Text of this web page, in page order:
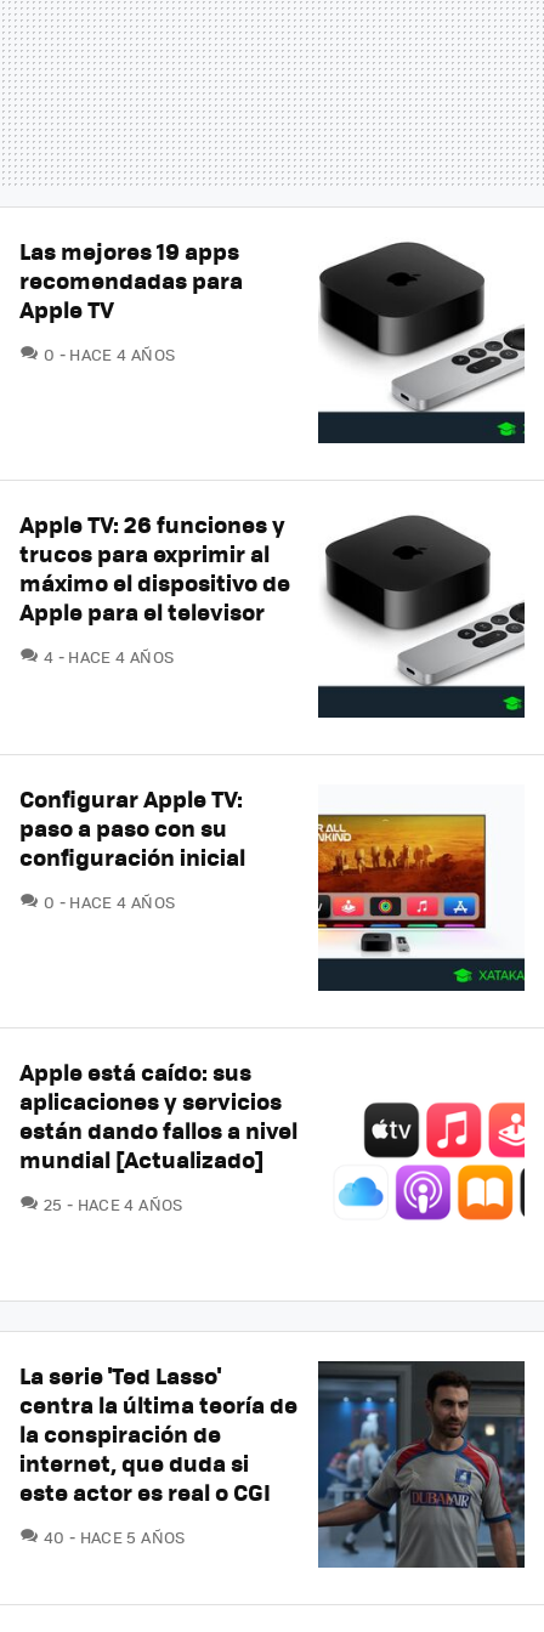
Las mejores 19 apps
recomendadas para
Apple TV
0 COMENTARIOS
HACE 4 AÑOS
Apple TV: 26 funciones y
trucos para exprimir al
máximo el dispositivo de
Apple para el televisor
4 COMENTARIOS
HACE 4 AÑOS
Configurar Apple TV:
paso a paso con su
configuración inicial
0 COMENTARIOS
HACE 4 AÑOS
Apple está caído: sus
aplicaciones y servicios
están dando fallos a nivel
mundial [Actualizado]
25 COMENTARIOS
HACE 4 AÑOS
La serie 'Ted Lasso'
centra la última teoría de
la conspiración de
internet, que duda si
este actor es real o CGI
40 COMENTARIOS
HACE 5 AÑOS